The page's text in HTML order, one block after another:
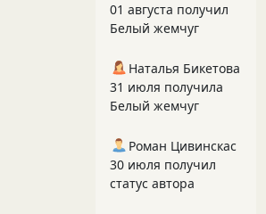
01 августа получил
Белый жемчуг
Наталья Бикетова
31 июля получила
Белый жемчуг
Роман Цивинскас
30 июля получил
статус автора